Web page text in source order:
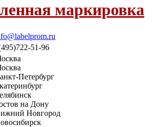
маркировка
51-96
Петербург
на Дону
Новгород